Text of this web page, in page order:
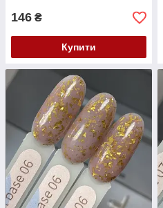
146 ₴
Купити